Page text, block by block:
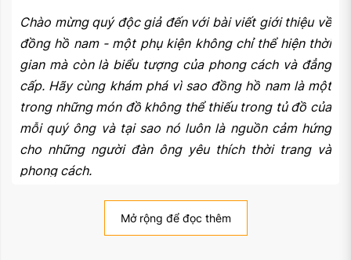
Chào mừng quý độc giả đến với bài viết giới thiệu về
đồng hồ nam - một phụ kiện không chỉ thể hiện thời
gian mà còn là biểu tượng của phong cách và đẳng
cấp. Hãy cùng khám phá vì sao đồng hồ nam là một
trong những món đồ không thể thiếu trong tủ đồ của
mỗi quý ông và tại sao nó luôn là nguồn cảm hứng
cho những người đàn ông yêu thích thời trang và
phong cách.
1. Biểu tượng của sự lịch lãm và đẳng cấp
Đồng hồ nam không chỉ là một phụ kiện thời trang
Mở rộng để đọc thêm